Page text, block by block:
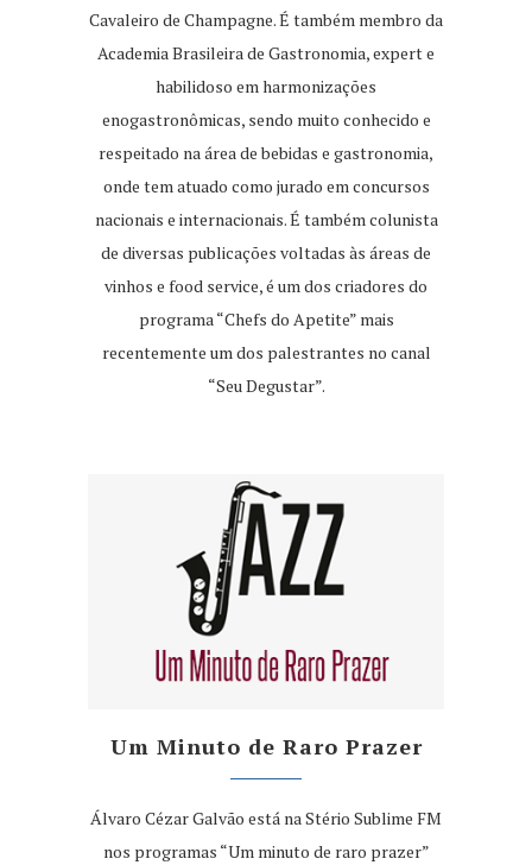
Cavaleiro de Champagne. É também membro da
Academia Brasileira de Gastronomia, expert e
habilidoso em harmonizações
enogastronômicas, sendo muito conhecido e
respeitado na área de bebidas e gastronomia,
onde tem atuado como jurado em concursos
nacionais e internacionais. É também colunista
de diversas publicações voltadas às áreas de
vinhos e food service, é um dos criadores do
programa “Chefs do Apetite” mais
recentemente um dos palestrantes no canal
“Seu Degustar”.
Um Minuto de Raro Prazer
Álvaro Cézar Galvão está na Stério Sublime FM
nos programas “Um minuto de raro prazer”